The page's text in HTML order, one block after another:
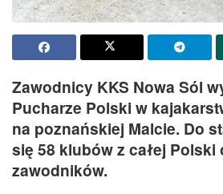
Zawodnicy KKS Nowa Sól
Pucharze Polski w
na poznańskiej Malcie. Do
się 58 klubów z całej Polski
zawodników.